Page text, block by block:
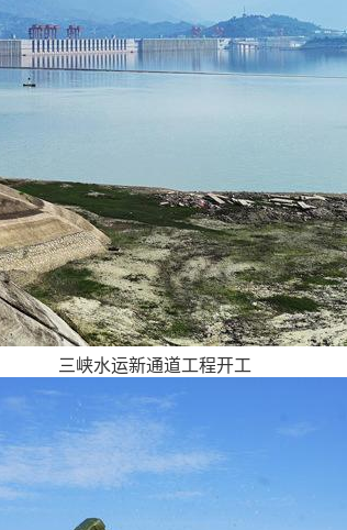
三峡水运新通道工程开工